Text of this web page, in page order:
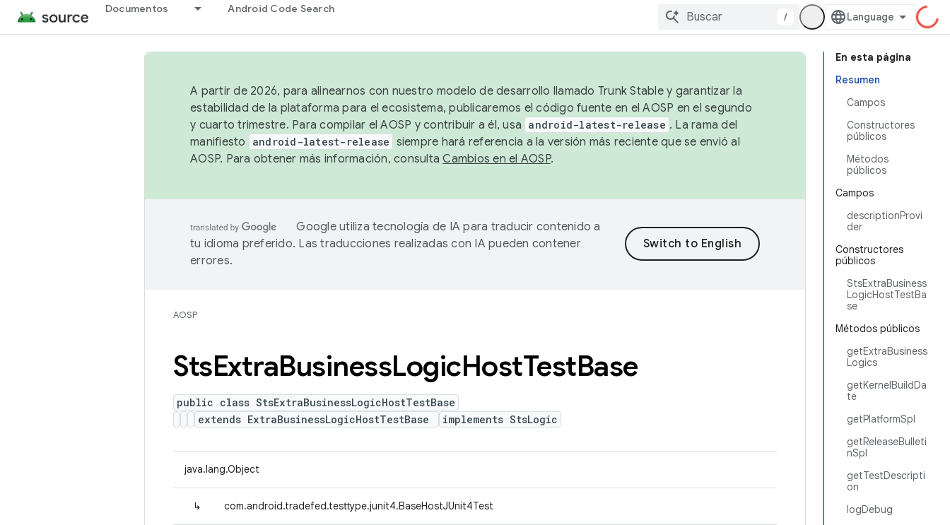
Documentos Android Code Search
/
En esta página
Resumen
Campos
Constructores
públicos
Métodos
públicos
Campos
descriptionProvi
der
Constructores
públicos
StsExtraBusiness
LogicHostTestBa
se
Métodos públicos
getExtraBusiness
Logics
getKernelBuildDa
te
getPlatformSpl
getReleaseBulleti
nSpl
getTestDescripti
on
logDebug
A partir de 2026, para alinearnos con nuestro modelo de desarrollo llamado Trunk Stable y garantizar la
estabilidad de la plataforma para el ecosistema, publicaremos el código fuente en el AOSP en el segundo
y cuarto trimestre. Para compilar el AOSP y contribuir a él, usa android-latest-release . La rama del
manifiesto
android-latest-release siempre hará referencia a la versión más reciente que se envió al
AOSP. Para obtener más información, consultaCambios en el AOSP.
Google utiliza tecnología de IA para traducir contenido a
tu idioma preferido. Las traducciones realizadas con IA pueden contener
errores.
AOSP
StsExtraBusinessLogicHostTestBase
public class StsExtraBusinessLogicHostTestBase
extends ExtraBusinessLogicHostTestBase
implements StsLogic
java.lang.Object
↳ com.android.tradefed.testtype.junit4.BaseHostJUnit4Test